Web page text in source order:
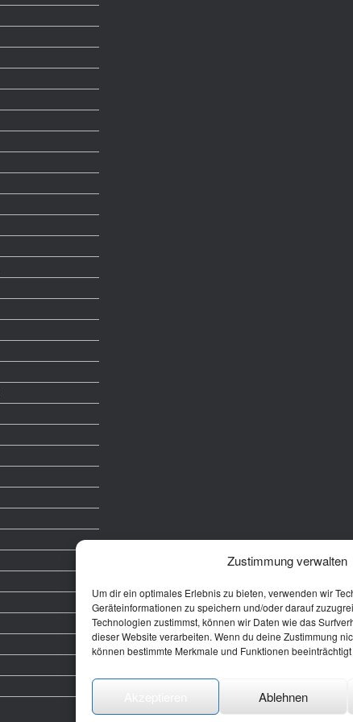
Zustimmung verwalten
Um dir ein optimales Erlebnis zu bieten, verwenden wir
Geräteinformationen zu speichern und/oder darauf
Technologien zustimmst, können wir Daten wie das
dieser Website verarbeiten. Wenn du deine Zustimmung
können bestimmte Merkmale und Funktionen
Ablehnen